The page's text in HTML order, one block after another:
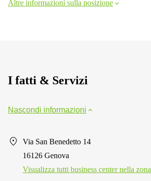
Altre informazioni sulla posizione
I fatti & Servizi
Nascondi informazioni
Via San Benedetto 14
16126 Genova
Visualizza tutti business center nella zona